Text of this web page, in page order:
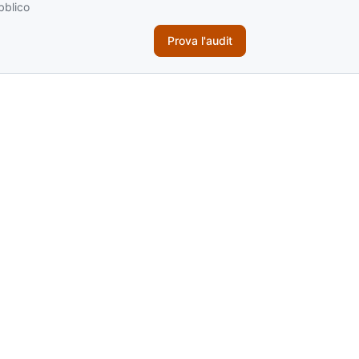
Prova l'audit